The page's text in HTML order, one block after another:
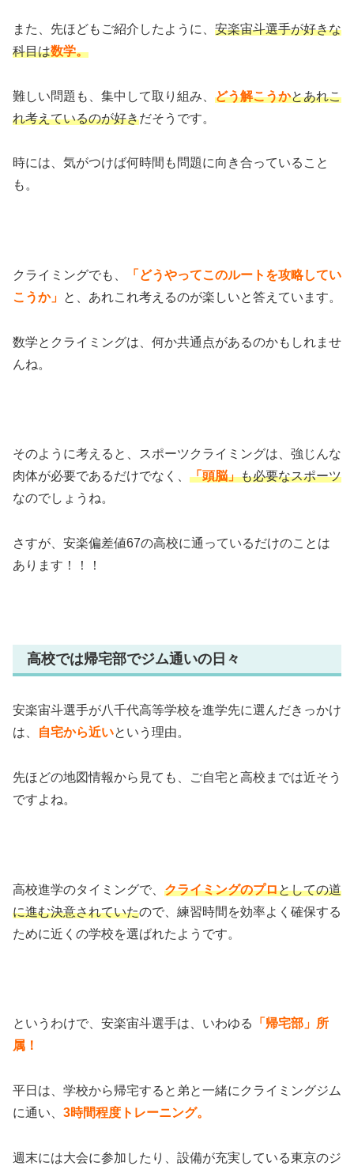
また、先ほどもご紹介したように、 安楽宙斗選手が好きな
科目は数学。
難しい問題も、集中して取り組み、 どう解こうかとあれこ
れ考えているのが好きだそうです。
時には、気がつけば何時間も問題に向き合っていること
も。
クライミングでも、
「どうやってこのルートを攻略してい
こうか」 と、あれこれ考えるのが楽しいと答えています。
数学とクライミングは、何か共通点があるのかもしれませ
んね。
そのように考えると、スポーツクライミングは、強じんな
肉体が必要であるだけでなく、 「頭脳」も必要なスポーツ
なのでしょうね。
さすが、安楽偏差値67の高校に通っているだけのことは
あります！！！
高校では帰宅部でジム通いの日々
安楽宙斗選手が八千代高等学校を進学先に選んだきっかけ
は、
自宅から近いという理由。
先ほどの地図情報から見ても、ご自宅と高校までは近そう
ですよね。
高校進学のタイミングで、 クライミングのプロとしての道
に進む決意されていたので、練習時間を効率よく確保する
ために近くの学校を選ばれたようです。
というわけで、安楽宙斗選手は、いわゆる
「帰宅部」所
属！
平日は、学校から帰宅すると弟と一緒にクライミングジム
に通い、 3時間程度トレーニング。
週末には大会に参加したり、設備が充実している東京のジ